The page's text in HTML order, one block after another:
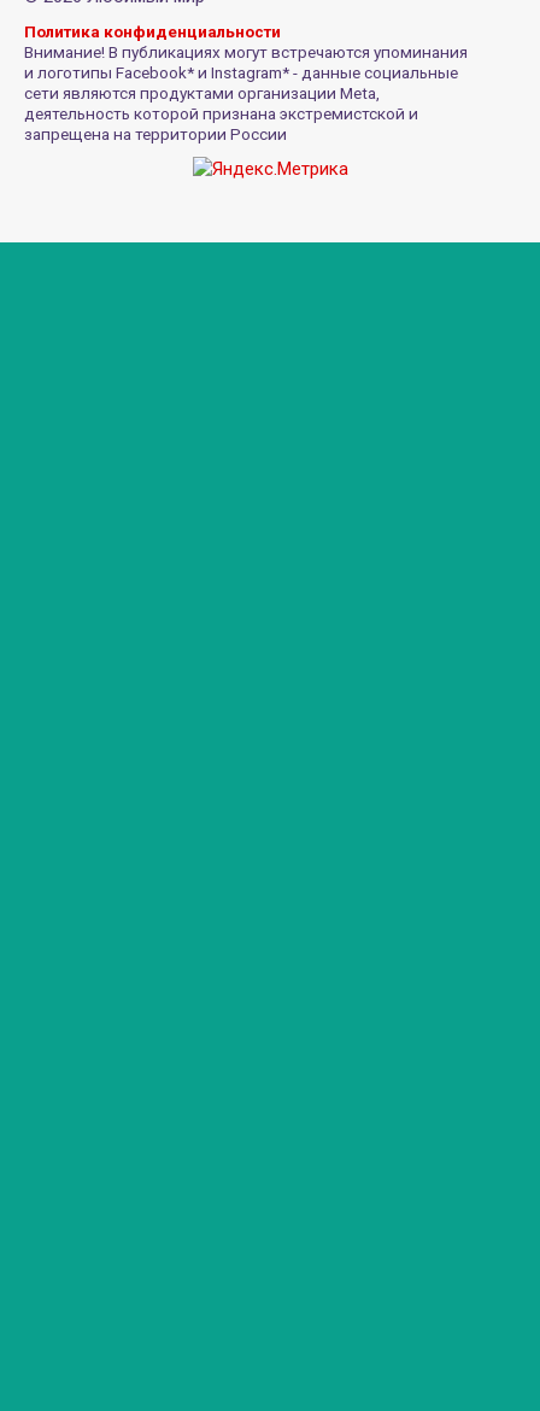
Политика конфиденциальности
Внимание! В публикациях могут встречаются упоминания
и логотипы Facebook* и Instagram* - данные социальные
сети являются продуктами организации Meta,
деятельность которой признана экстремистской и
запрещена на территории России